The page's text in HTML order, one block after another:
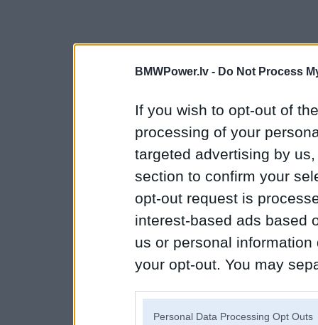
BMWPower.lv - Do Not Process
If you wish to opt-out of
processing of your
targeted advertising by
section to confirm your
opt-out request is
interest-based ads based
us or personal
your opt-out. You may
Personal Data Processing Opt Outs